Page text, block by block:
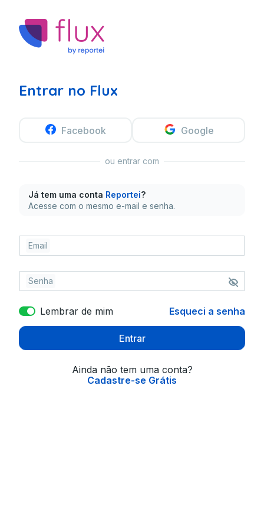
Entrar no Flux
Facebook Google
ou entrar com
Já tem uma conta Reportei?
Acesse com o mesmo e-mail e senha.
Email
Senha
Lembrar de mim Esqueci a senha
Entrar
Ainda não tem uma conta?
Cadastre-se Grátis